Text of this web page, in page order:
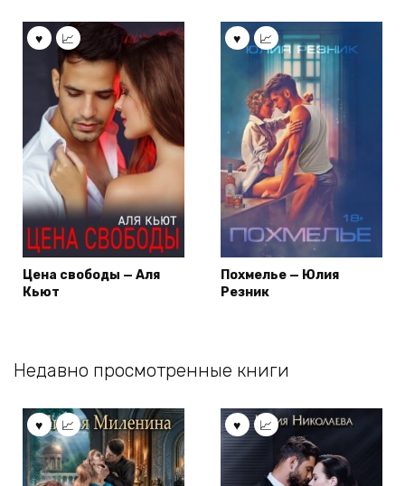
Цена свободы — Аля
Кьют
Похмелье — Юлия
Резник
Недавно просмотренные книги